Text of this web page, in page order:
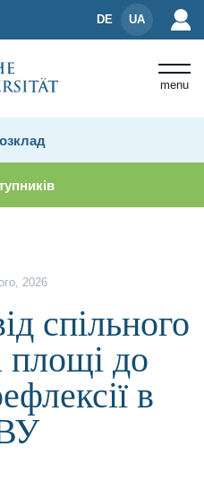
DE UA
menu
від спільного
2026
спільного
площі до
в